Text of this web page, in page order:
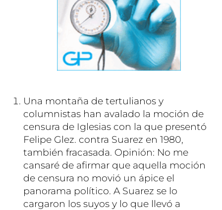
Una montaña de tertulianos y
columnistas han avalado la moción de
censura de Iglesias con la que presentó
Felipe Glez. contra Suarez en 1980,
también fracasada. Opinión: No me
cansaré de afirmar que aquella moción
de censura no movió un ápice el
panorama político. A Suarez se lo
cargaron los suyos y lo que llevó a